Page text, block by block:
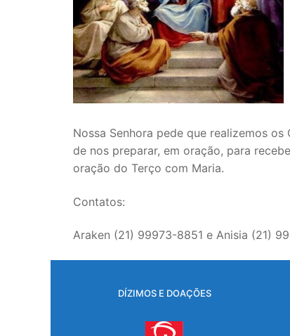
Nossa Senhora pede que realizemos
de nos preparar, em oração, para
oração do Terço com Maria.
Contatos:
Araken (21) 99973-8851 e Anisia (21)
DÍZIMOS E DOAÇÕES